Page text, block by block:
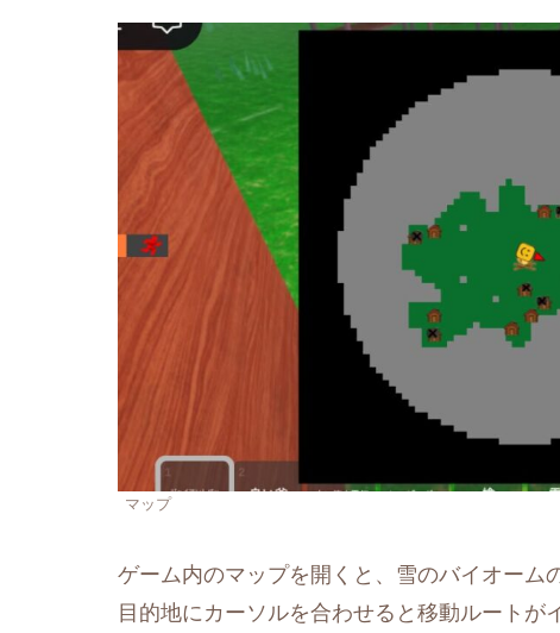
マップ
ゲーム内のマップを開くと、雪のバイオーム
目的地にカーソルを合わせると移動ルートが